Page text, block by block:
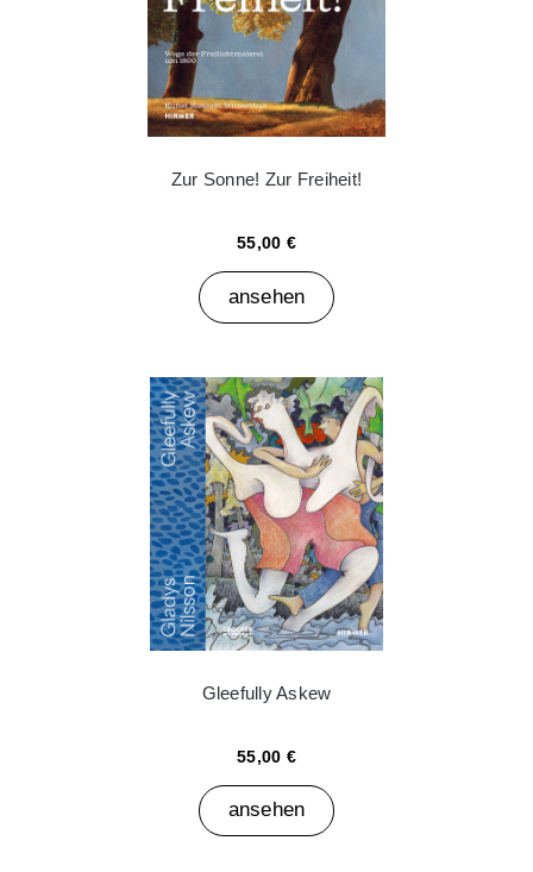
Zur Sonne! Zur Freiheit!
55,00 €
ansehen
Gleefully Askew
55,00 €
ansehen